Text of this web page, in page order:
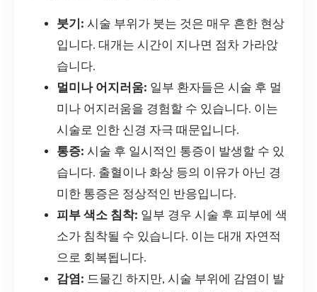
붓기: 시술 부위가 붓는 것은 매우 흔한 현상
입니다. 대개는 시간이 지나면 점차 가라앉
습니다.
멀미나 어지러움: 일부 환자들은 시술 후 멀
미나 어지러움을 경험할 수 있습니다. 이는
시술로 인한 신경 자극 때문입니다.
통증: 시술 후 일시적인 통증이 발생할 수 있
습니다. 출혈이나 화상 등의 이유가 아닌 경
미한 통증은 정상적인 반응입니다.
피부 색소 침착: 일부 경우 시술 후 피부에 색
소가 침착될 수 있습니다. 이는 대개 자연적
으로 회복됩니다.
감염: 드물긴 하지만, 시술 부위에 감염이 발